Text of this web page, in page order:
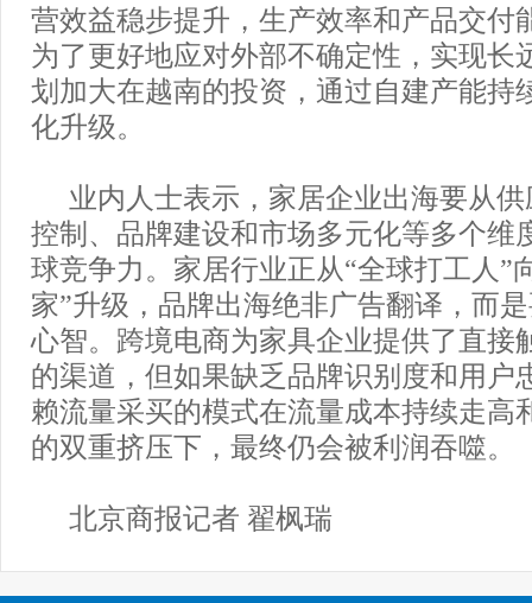
营效益稳步提升，生产效率和产品交付
为了更好地应对外部不确定性，实现长
划加大在越南的投资，通过自建产能持
化升级。
业内人士表示，家居企业出海要从
控制、品牌建设和市场多元化等多个维
球竞争力。家居行业正从“全球打工人”
家”升级，品牌出海绝非广告翻译，而
心智。跨境电商为家具企业提供了直接
的渠道，但如果缺乏品牌识别度和用户
赖流量采买的模式在流量成本持续走高
的双重挤压下，最终仍会被利润吞噬。
北京商报记者 翟枫瑞